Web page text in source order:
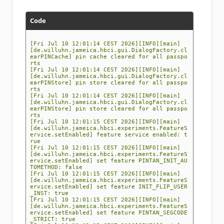
Code
[Fri Jul 10 12:01:14 CEST 2026][INFO][main]
[de.willuhn.jameica.hbci.gui.DialogFactory.cl
earPINCache] pin cache cleared for all passpo
rts
[Fri Jul 10 12:01:14 CEST 2026][INFO][main]
[de.willuhn.jameica.hbci.gui.DialogFactory.cl
earPINStore] pin store cleared for all passpo
rts
[Fri Jul 10 12:01:14 CEST 2026][INFO][main]
[de.willuhn.jameica.hbci.gui.DialogFactory.cl
earPINStore] pin store cleared for all passpo
rts
[Fri Jul 10 12:01:15 CEST 2026][INFO][main]
[de.willuhn.jameica.hbci.experiments.FeatureS
ervice.setEnabled] feature service enabled: t
rue
[Fri Jul 10 12:01:15 CEST 2026][INFO][main]
[de.willuhn.jameica.hbci.experiments.FeatureS
ervice.setEnabled] set feature PINTAN_INIT_AU
TOMETHOD: false
[Fri Jul 10 12:01:15 CEST 2026][INFO][main]
[de.willuhn.jameica.hbci.experiments.FeatureS
ervice.setEnabled] set feature INIT_FLIP_USER
_INST: true
[Fri Jul 10 12:01:15 CEST 2026][INFO][main]
[de.willuhn.jameica.hbci.experiments.FeatureS
ervice.setEnabled] set feature PINTAN_SEGCODE
_STRICT: true